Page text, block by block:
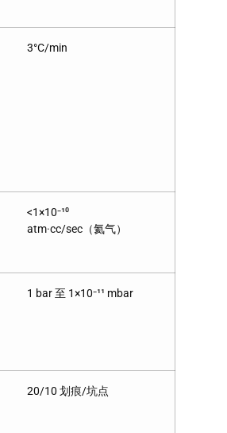
3°C/min
<1×10⁻¹⁰
atm·cc/sec（氦气）
1 bar 至 1×10⁻¹¹ mbar
20/10 划痕/坑点